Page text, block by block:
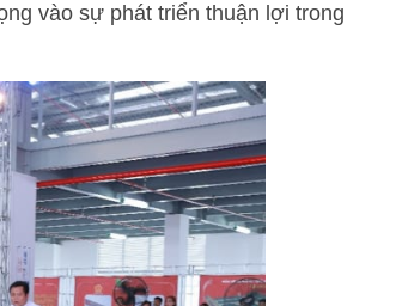
vào sự phát triển thuận lợi trong